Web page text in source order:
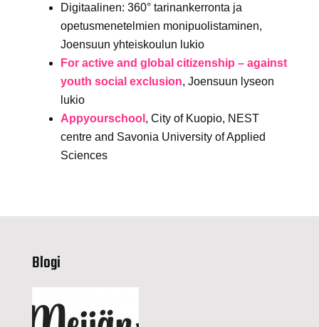
Digitaalinen: 360° tarinankerronta ja
opetusmenetelmien monipuolistaminen,
Joensuun yhteiskoulun lukio
For active and global citizenship – against
youth social exclusion, Joensuun lyseon
lukio
Appyourschool , City of Kuopio, NEST
centre and Savonia University of Applied
Sciences
Blogi